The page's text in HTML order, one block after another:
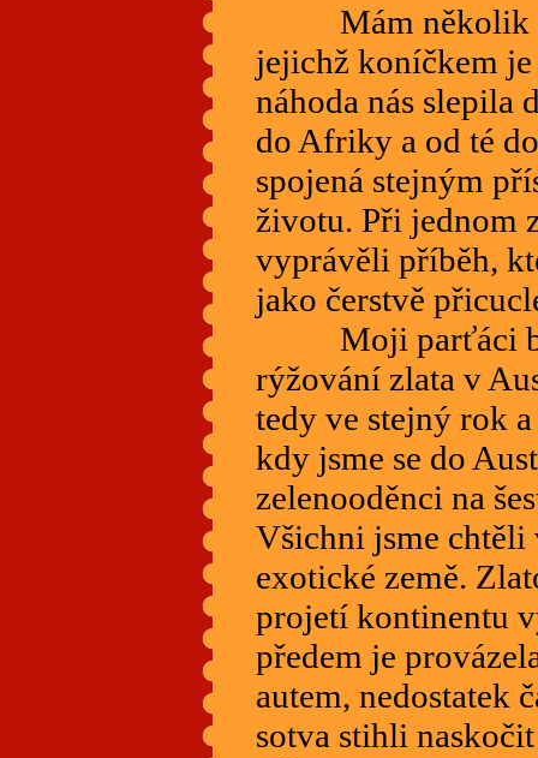
Mám několik
jejichž koníčkem
náhoda nás slepila
do Afriky a od té
spojená stejným
životu. Při jednom
vyprávěli příběh,
jako čerstvě
Moji parťáci
rýžování zlata v
tedy ve stejný rok
kdy jsme se do
zelenooděnci na
Všichni jsme chtěli
exotické země.
projetí kontinentu
předem je
autem, nedostatek
sotva stihli